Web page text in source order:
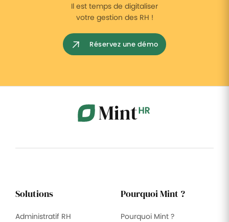
Il est temps de digitaliser
votre gestion des RH !
Réservez une démo
Solutions
Administratif RH
Pourquoi Mint ?
Pourquoi Mint ?